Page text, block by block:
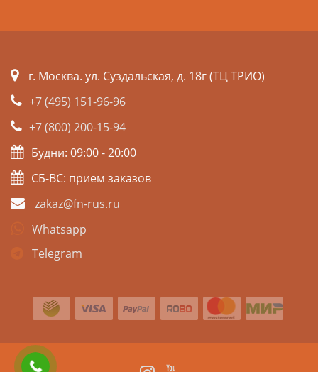
г. Москва. ул. Суздальская, д. 18г (ТЦ ТРИО)
+7 (495) 151-96-96
+7 (800) 200-15-94
Будни: 09:00 - 20:00
СБ-ВС: прием заказов
zakaz@fn-rus.ru
Whatsapp
Telegram